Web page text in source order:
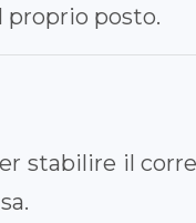
proprio posto.
stabilire il